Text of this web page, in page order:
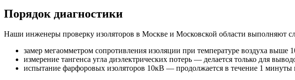
Порядок диагностики
Наши инженеры проверку изоляторов в Москве и Московской области выполняют
замер мегаомметром сопротивления изоляции при температуре воздуха выше
измерение тангенса угла диэлектрических потерь — делается только для
испытание фарфоровых изоляторов 10кВ — продолжается в течение 1